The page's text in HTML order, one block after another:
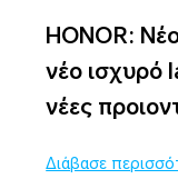
ΗΟΝΟR:
νέο ισχυρό
νέες
Διάβασε